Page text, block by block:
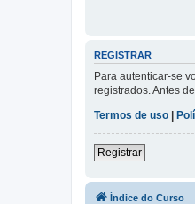
REGISTRAR
Para autenticar-se
registrados. Antes
Termos de uso |
Registrar
Índice do Curso